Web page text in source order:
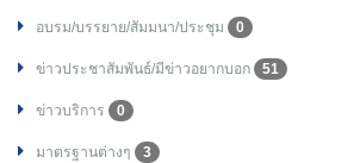
อบรม/บรรยาย/สัมมนา/ประชุม 0
ข่าวประชาสัมพันธ์/มีข่าวอยากบอก 51
ข่าวบริการ 0
มาตรฐานต่างๆ 3